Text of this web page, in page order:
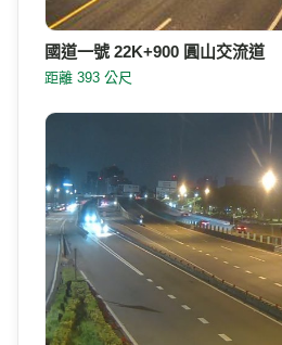
國道一號 22K+900 圓山交流道
距離 393 公尺